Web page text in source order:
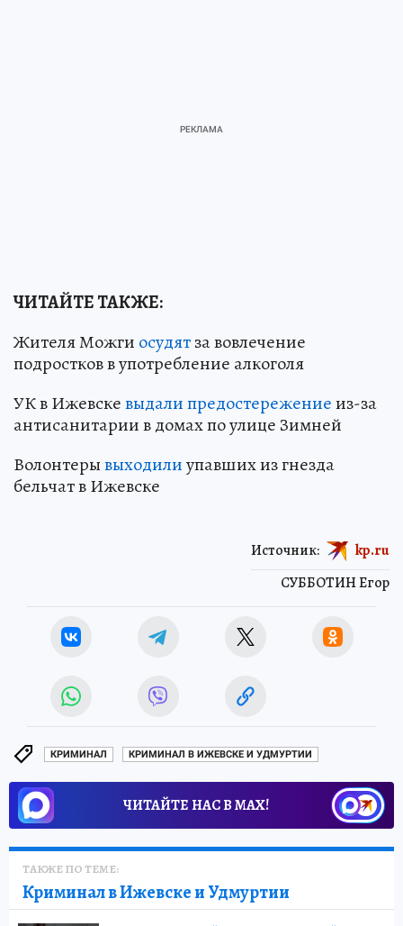
ЧИТАЙТЕ ТАКЖЕ:
Жителя Можги осудятза вовлечение
подростков в употребление алкоголя
УК в Ижевскевыдали предостережениеиз-за
антисанитарии в домах по улице Зимней
Волонтерывыходилиупавших из гнезда
бельчат в Ижевске
СУББОТИН Егор
Источник: kp.ru
КРИМИНАЛ КРИМИНАЛ В ИЖЕВСКЕ И УДМУРТИИ
ЧИТАЙТЕ НАС В МАХ!
ТАКЖЕ ПО ТЕМЕ:
Криминал в Ижевске и Удмуртии